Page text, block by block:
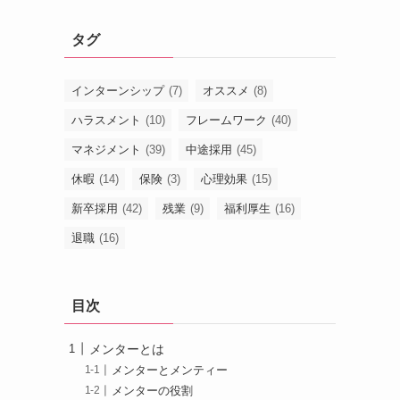
タグ
インターンシップ (7) オススメ (8)
ハラスメント (10) フレームワーク (40)
マネジメント (39) 中途採用 (45)
休暇 (14) 保険 (3) 心理効果 (15)
新卒採用 (42) 残業 (9) 福利厚生 (16)
退職 (16)
目次
メンターとは
メンターとメンティー
メンターの役割